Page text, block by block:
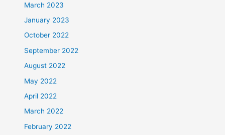
March 2023
January 2023
October 2022
September 2022
August 2022
May 2022
April 2022
March 2022
February 2022